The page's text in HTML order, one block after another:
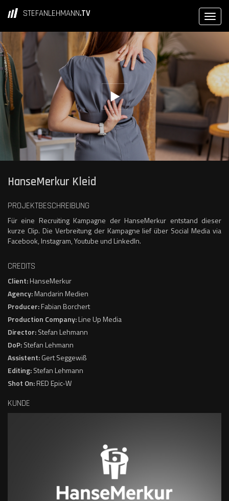
STEFANLEHMANN.TV
HanseMerkur Kleid
PROJEKTBESCHREIBUNG
Für eine Recruiting Kampagne der HanseMerkur entstand dieser
kurze Clip. Die Verbreitung der Kampagne lief über Social Media via
Facebook, Instagram, Youtube und LinkedIn.
CREDITS
Client:HanseMerkur
Agency:Mandarin Medien
Producer:Fabian Borchert
Production Company:Line Up Media
Director:Stefan Lehmann
DoP:Stefan Lehmann
Assistent:Gert Seggewiß
Editing:Stefan Lehmann
Shot On:RED Epic-W
KUNDE